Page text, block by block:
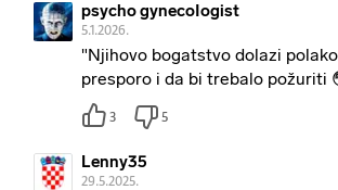
psycho gynecoIogist
5.1.2026.
"Njihovo bogatstvo dolazi
presporo i da bi trebalo požuriti
3 5
Lenny35
29.5.2025.